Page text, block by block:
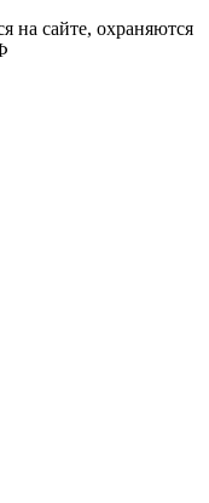
на сайте, охраняются